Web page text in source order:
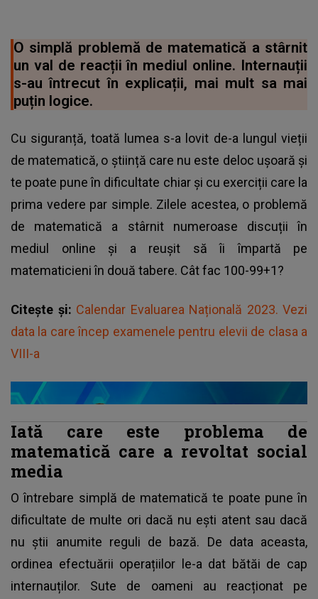
O simplă problemă de matematică a stârnit
un val de reacții în mediul online. Internauții
s-au întrecut în explicații, mai mult sa mai
puțin logice.
Cu siguranță, toată lumea s-a lovit de-a lungul vieții
de matematică, o știință care nu este deloc ușoară și
te poate pune în dificultate chiar și cu exerciții care la
prima vedere par simple. Zilele acestea, o problemă
de matematică a stârnit numeroase discuții în
mediul online și a reușit să îi împartă pe
matematicieni în două tabere. Cât fac 100-99+1?
Citește și: Calendar Evaluarea Națională 2023. Vezi
data la care încep examenele pentru elevii de clasa a
VIII-a
Iată care este problema de
matematică care a revoltat social
media
O întrebare simplă de matematică te poate pune în
dificultate de multe ori dacă nu ești atent sau dacă
nu știi anumite reguli de bază. De data aceasta,
ordinea efectuării operațiilor le-a dat bătăi de cap
internauților. Sute de oameni au reacționat pe